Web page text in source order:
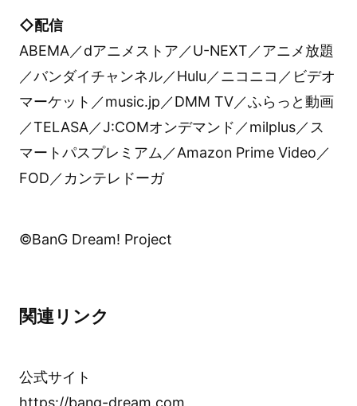
◇配信
ABEMA／dアニメストア／U-NEXT／アニメ放題
／バンダイチャンネル／Hulu／ニコニコ／ビデオ
マーケット／music.jp／DMM TV／ふらっと動画
／TELASA／J:COMオンデマンド／milplus／ス
マートパスプレミアム／Amazon Prime Video／
FOD／カンテレドーガ
©BanG Dream! Project
関連リンク
公式サイト
https://bang-dream.com